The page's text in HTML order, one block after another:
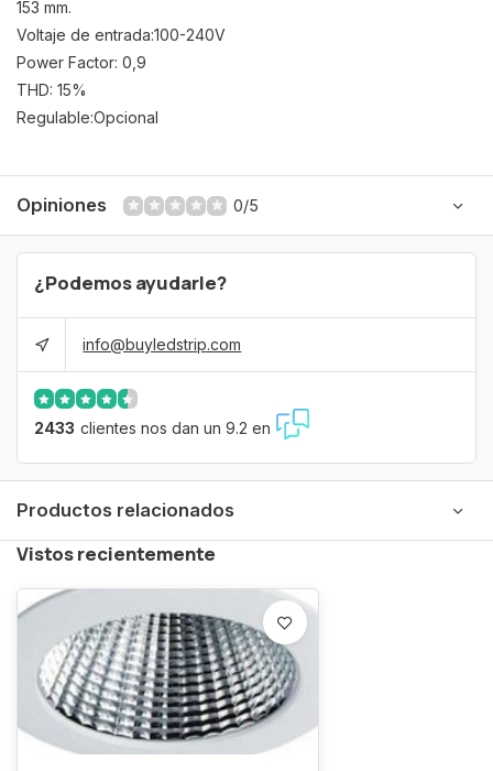
153 mm.
Voltaje de entrada:100-240V
Power Factor: 0,9
THD: 15%
Regulable:Opcional
Opiniones 0/5
¿Podemos ayudarle?
info@buyledstrip.com
2433 clientes nos dan un 9.2 en
Productos relacionados
Vistos recientemente